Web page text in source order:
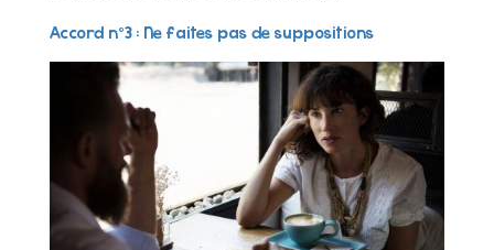
Accord n°3 : Ne faites pas de suppositions